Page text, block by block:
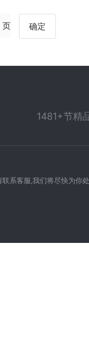
页 确定
1481+节精
系客服,我们将尽快为你